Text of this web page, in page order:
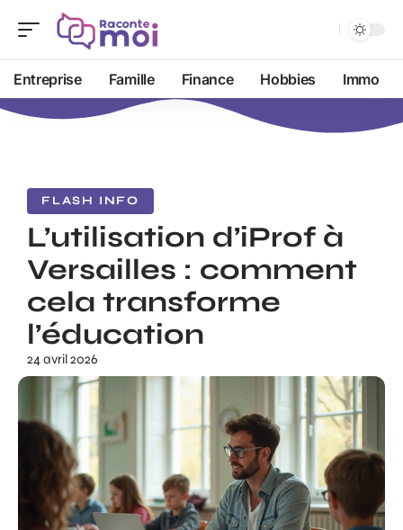
Entreprise Famille Finance Hobbies Immo
FLASH INFO
L’utilisation d’iProf à
Versailles : comment
cela transforme
l’éducation
24 avril 2026